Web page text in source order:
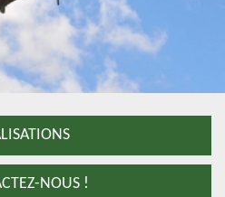
NOUS !